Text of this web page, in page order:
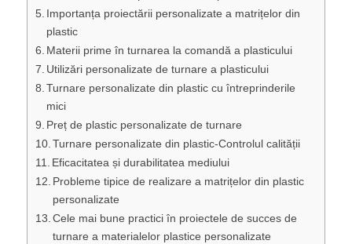
Importanța proiectării personalizate a matrițelor din
plastic
Materii prime în turnarea la comandă a plasticului
Utilizări personalizate de turnare a plasticului
Turnare personalizate din plastic cu întreprinderile
mici
Preț de plastic personalizate de turnare
Turnare personalizate din plastic-Controlul calității
Eficacitatea și durabilitatea mediului
Probleme tipice de realizare a matrițelor din plastic
personalizate
Cele mai bune practici în proiectele de succes de
turnare a materialelor plastice personalizate